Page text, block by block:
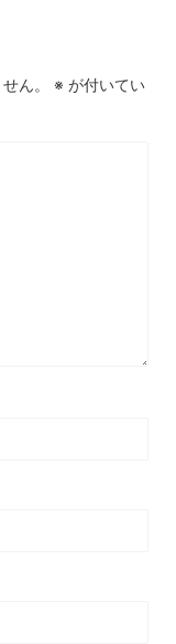
ん。 ※ が付いてい